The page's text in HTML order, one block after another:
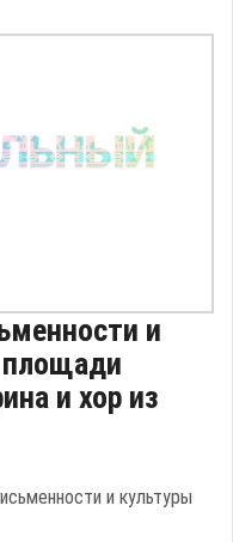
и
площади
и хор из
и культуры